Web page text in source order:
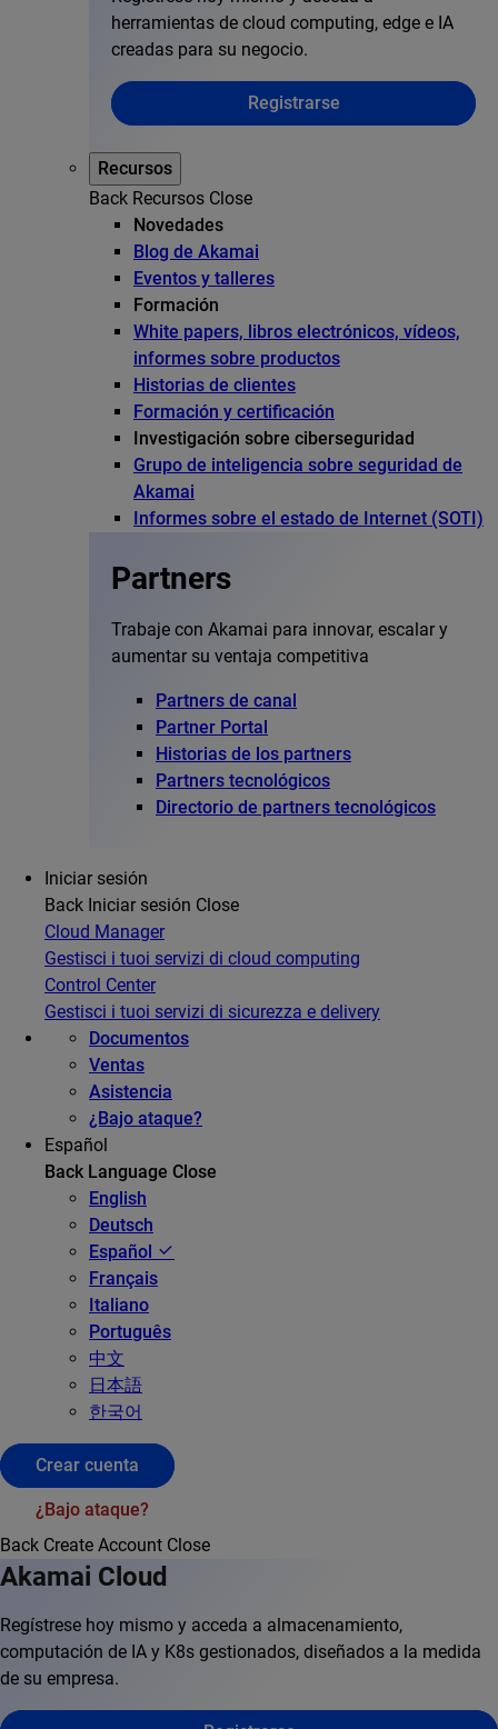
herramientas de cloud computing, edge e IA
creadas para su negocio.
Registrarse
Recursos
Back Recursos Close
Novedades
Blog de Akamai
Eventos y talleres
Formación
White papers, libros electrónicos, vídeos,
informes sobre productos
Historias de clientes
Formación y certificación
Investigación sobre ciberseguridad
Grupo de inteligencia sobre seguridad de
Akamai
Informes sobre el estado de Internet (SOTI)
Partners
Trabaje con Akamai para innovar, escalar y
aumentar su ventaja competitiva
Partners de canal
Partner Portal
Historias de los partners
Partners tecnológicos
Directorio de partners tecnológicos
Iniciar sesión
Back Iniciar sesión Close
Cloud Manager
Gestisci i tuoi servizi di cloud computing
Control Center
Gestisci i tuoi servizi di sicurezza e delivery
Documentos
Ventas
Asistencia
¿Bajo ataque?
Español
Back Language Close
English
Deutsch
Español
Français
Italiano
Português
中文
日本語
한국어
Crear cuenta
¿Bajo ataque?
Back Create Account Close
Akamai Cloud
Regístrese hoy mismo y acceda a almacenamiento,
computación de IA y K8s gestionados, diseñados a la medida
de su empresa.